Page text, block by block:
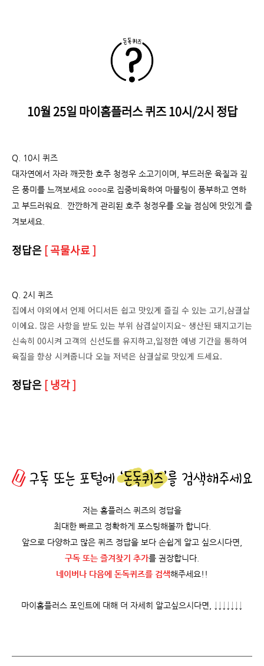
10월 25일 마이홈플러스 퀴즈 10시/2시 정답
Q. 10시 퀴즈
대자연에서 자라 깨끗한 호주 청정우 소고기이며, 부드러운 육질과 깊
은 풍미를 느껴보세요 ○○○○로 집중비육하여 마블링이 풍부하고 연하
고 부드러워요. 깐깐하게 관리된 호주 청정우를 오늘 점심에 맛있게 즐
겨보세요.
정답은 [ 곡물사료 ]
Q. 2시 퀴즈
집에서 야외에서 언제 어디서든 쉽고 맛있게 즐길 수 있는 고기,삼결살
이에요. 많은 사항을 받도 있는 부위 삼겹살이지요~ 생산된 돼지고기는
신속히 00시켜 고객의 신선도를 유지하고,일정한 예냉 기간을 통하여
육질을 향상 시켜줍니다 오늘 저녁은 삼결살로 맛있게 드세요.
정답은 [ 냉각 ]
저는 홈플러스 퀴즈의 정답을
최대한 빠르고 정확하게 포스팅해볼까 합니다.
앞으로 다양하고 많은 퀴즈 정답을 보다 손쉽게 알고 싶으시다면,
구독 또는 즐겨찾기 추가를 권장합니다.
네이버나 다음에 돈독퀴즈를 검색해주세요!!
마이홈플러스 포인트에 대해 더 자세히 알고싶으시다면, ↓↓↓↓↓↓↓